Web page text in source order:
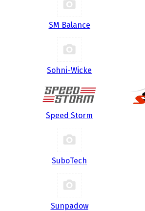
SM Balance
Sohni-Wicke
Speed Storm
SuboTech
Sunpadow